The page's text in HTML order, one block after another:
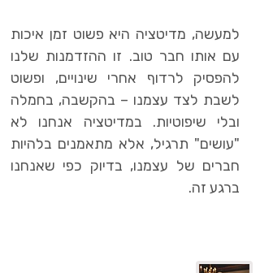
למעשה, מדיטציה היא פשוט זמן איכות
עם אותו חבר טוב. זו ההזדמנות שלנו
להפסיק לרדוף אחרי שינויים, ופשוט
לשבת לצד עצמנו – בהקשבה, בחמלה
ובלי שיפוטיות. במדיטציה אנחנו לא
"עושים" תרגיל, אלא מתאמנים בלהיות
חברים של עצמנו, בדיוק כפי שאנחנו
ברגע זה.